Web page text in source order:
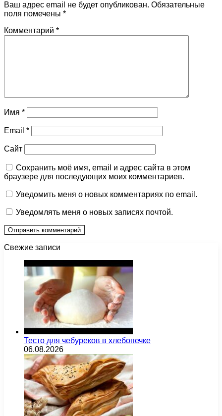
Ваш адрес email не будет опубликован. Обязательные
поля помечены *
Комментарий *
Имя *
Email *
Сайт
Сохранить моё имя, email и адрес сайта в этом
браузере для последующих моих комментариев.
Уведомить меня о новых комментариях по email.
Уведомлять меня о новых записях почтой.
Свежие записи
Тесто для чебуреков в хлебопечке
06.08.2026